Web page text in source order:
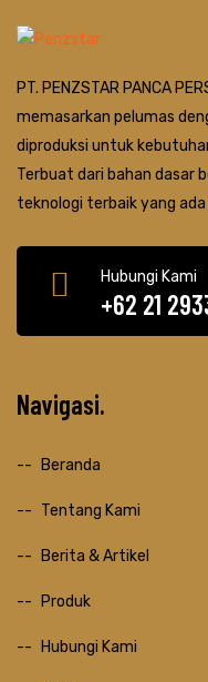
PT. PENZSTAR PANCA
memasarkan pelumas
diproduksi untuk
Terbuat dari bahan dasar
teknologi terbaik yang ada
Hubungi Kami
+62 21
Navigasi
Beranda
Tentang Kami
Berita & Artikel
Produk
Hubungi Kami